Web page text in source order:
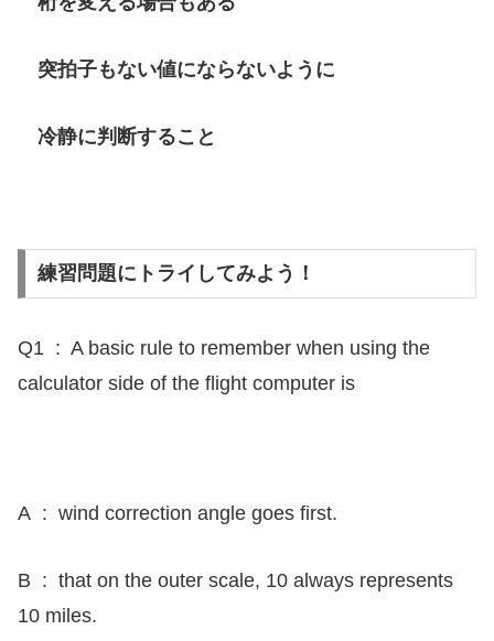
突拍子もない値にならないように
冷静に判断すること
練習問題にトライしてみよう！
Q1 : A basic rule to remember when using the
calculator side of the flight computer is
A : wind correction angle goes first.
B : that on the outer scale, 10 always represents
10 miles.